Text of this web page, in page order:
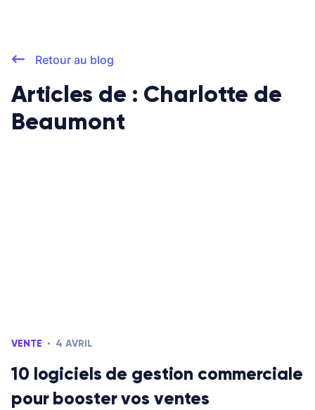
Retour au blog
Articles de : Charlotte de
Beaumont
VENTE 4 AVRIL
10 logiciels de gestion commerciale
pour booster vos ventes